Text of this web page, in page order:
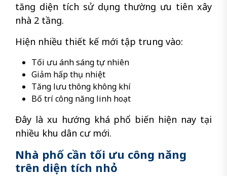
tăng diện tích sử dụng thường ưu tiên xây
nhà 2 tầng.
Hiện nhiều thiết kế mới tập trung vào:
Tối ưu ánh sáng tự nhiên
Giảm hấp thụ nhiệt
Tăng lưu thông không khí
Bố trí công năng linh hoạt
Đây là xu hướng khá phổ biến hiện nay tại
nhiều khu dân cư mới.
Nhà phố cần tối ưu công năng
trên diện tích nhỏ